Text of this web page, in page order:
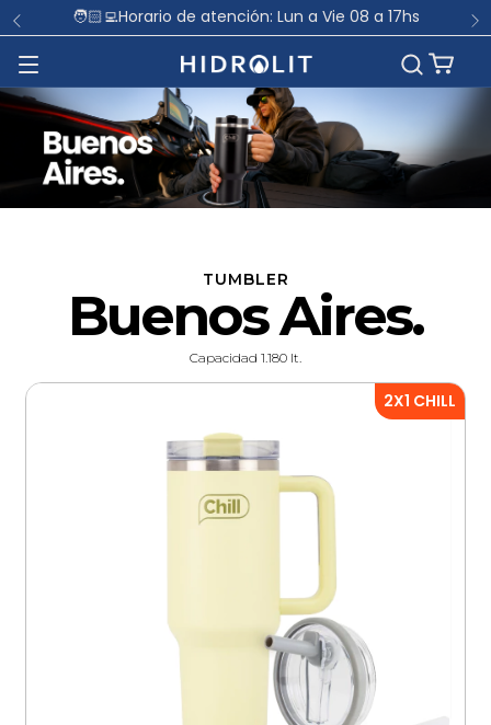
🧑🏻‍💻Horario de atención: Lun a Vie 08 a 17hs
TUMBLER
Buenos Aires.
Capacidad 1.180 lt.
2X1 CHILL